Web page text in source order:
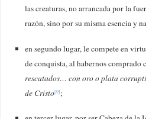
las creaturas, no arrancada por la
razón, sino por su misma esencia y
en segundo lugar, le compete en
de conquista, al habernos comprado
rescatados… con oro o plata
de Cristo[9];